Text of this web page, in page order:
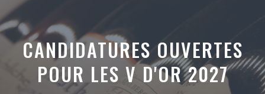
CANDIDATURES OUVERTES
POUR LES V D'OR 2027